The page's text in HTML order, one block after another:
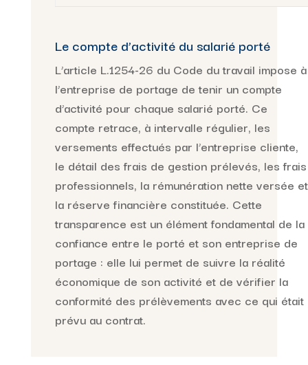
Le compte d’activité du salarié porté
L’article L.1254-26 du Code du travail impose à
l’entreprise de portage de tenir un compte
d’activité pour chaque salarié porté. Ce
compte retrace, à intervalle régulier, les
versements effectués par l’entreprise cliente,
le détail des frais de gestion prélevés, les frais
professionnels, la rémunération nette versée et
la réserve financière constituée. Cette
transparence est un élément fondamental de la
confiance entre le porté et son entreprise de
portage : elle lui permet de suivre la réalité
économique de son activité et de vérifier la
conformité des prélèvements avec ce qui était
prévu au contrat.